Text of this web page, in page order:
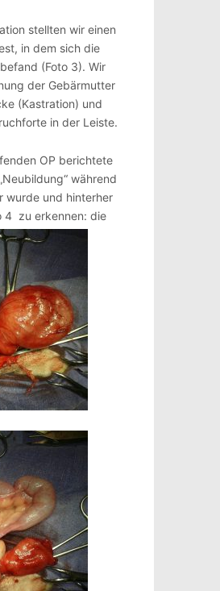
stellten wir einen
in dem sich die
(Foto 3). Wir
der Gebärmutter
(Kastration) und
in der Leiste.
OP berichtete
während
wurde und hinterher
4 zu erkennen: die